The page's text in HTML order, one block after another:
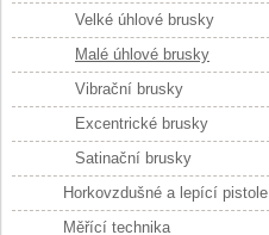
Velké úhlové brusky
Malé úhlové brusky
Vibrační brusky
Excentrické brusky
Satinační brusky
Horkovzdušné a lepící pistole
Měřící technika